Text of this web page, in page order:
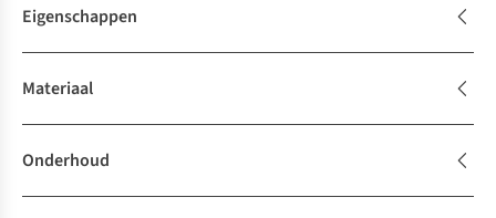
Eigenschappen
Materiaal
Onderhoud